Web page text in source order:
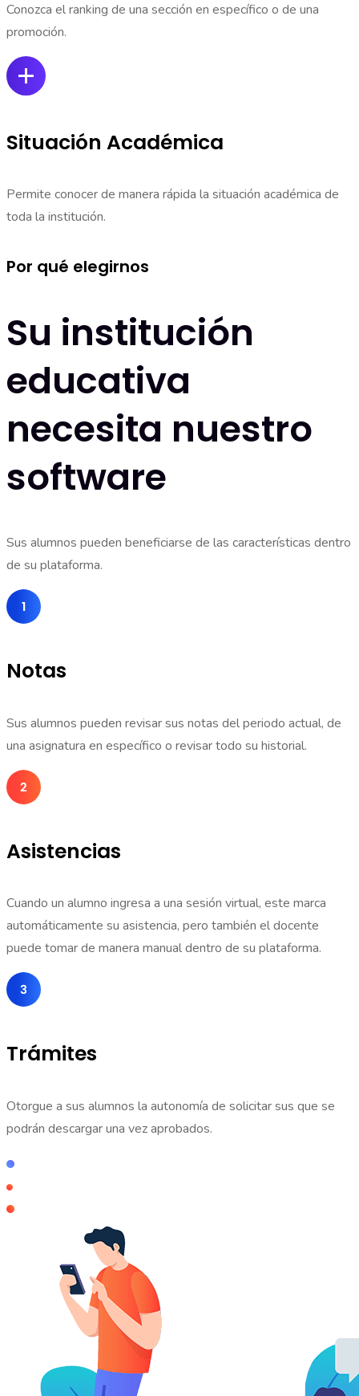
Conozca el ranking de una sección en específico o de una
promoción.
Situación Académica
Permite conocer de manera rápida la situación académica de
toda la institución.
Por qué elegirnos
Su institución
educativa
necesita nuestro
software
Sus alumnos pueden beneficiarse de las características dentro
de su plataforma.
Notas
Sus alumnos pueden revisar sus notas del periodo actual, de
una asignatura en específico o revisar todo su historial.
Asistencias
Cuando un alumno ingresa a una sesión virtual, este marca
automáticamente su asistencia, pero también el docente
puede tomar de manera manual dentro de su plataforma.
Trámites
Otorgue a sus alumnos la autonomía de solicitar sus que se
podrán descargar una vez aprobados.